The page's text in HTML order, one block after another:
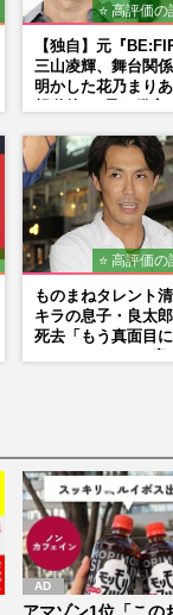
⭐ 高評価
【独自】元『
三山凌輝、舞台関
明かした花乃まり
答えた共演舞台の
⭐ 高評価
ものまねタレント
キラの息子・良太
死去「もう真面目